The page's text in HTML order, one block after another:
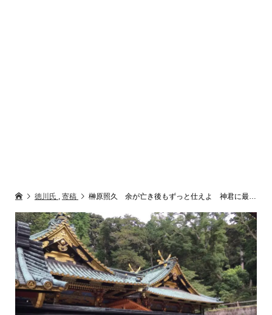
徳川氏 , 寄稿 榊原照久 余が亡き後もずっと仕えよ 神君に最も愛された男